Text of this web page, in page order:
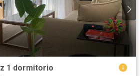
1 dormitorio